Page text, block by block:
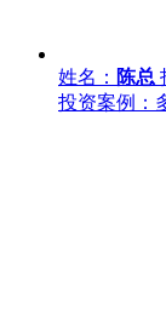
姓名： 陈总
投资案例：